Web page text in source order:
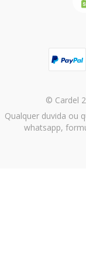
© Cardel
Qualquer duvida ou
whatsapp,